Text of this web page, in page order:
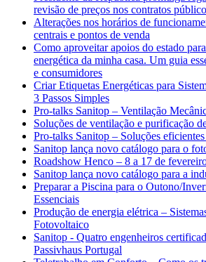
revisão de preços nos contratos
Alterações nos horários de
centrais e pontos de venda
Como aproveitar apoios do estado
energética da minha casa. Um guia
e consumidores
Criar Etiquetas Energéticas para
3 Passos Simples
Pro-talks Sanitop – Ventilação
Soluções de ventilação e purificação
Pro-talks Sanitop – Soluções eficientes
Sanitop lança novo catálogo para o
Roadshow Henco – 8 a 17 de
Sanitop lança novo catálogo para a
Preparar a Piscina para o Outono/
Essenciais
Produção de energia elétrica –
Fotovoltaico
Sanitop - Quatro engenheiros
Passivhaus Portugal